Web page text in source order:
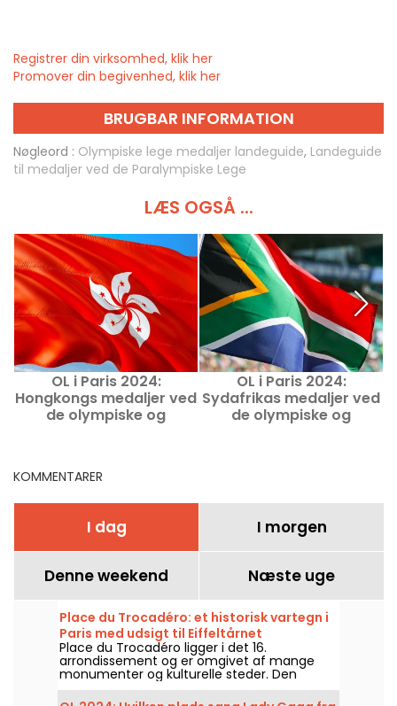
Registrer din virksomhed, klik her
Promover din begivenhed, klik her
BRUGBAR INFORMATION
Nøgleord : Olympiske lege medaljer landeguide, Landeguide
til medaljer ved de Paralympiske Lege
LÆS OGSÅ ...
OL i Paris 2024:
Hongkongs medaljer ved
de olympiske og
OL i Paris 2024:
Sydafrikas medaljer ved
de olympiske og
KOMMENTARER
I dag I morgen
Denne weekend Næste uge
Place du Trocadéro: et historisk vartegn i
Paris med udsigt til Eiffeltårnet
Place du Trocadéro ligger i det 16.
arrondissement og er omgivet af mange
monumenter og kulturelle steder. Den
tiltrækker både turister og gamle parisere
takket være den uovertrufne udsigt til